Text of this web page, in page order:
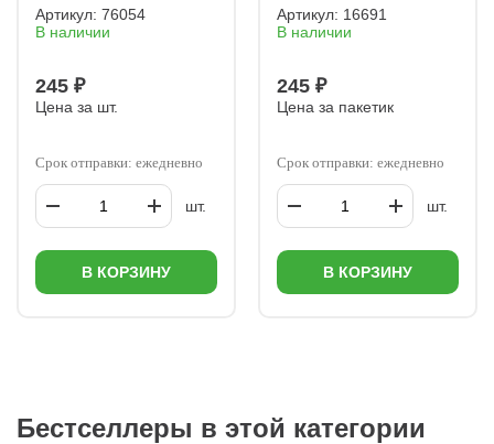
Артикул: 76054
В наличии
245 ₽
Цена за шт.
Срок отправки: ежедневно
шт.
В КОРЗИНУ
Артикул: 16691
В наличии
245 ₽
Цена за пакетик
Срок отправки: ежедневно
шт.
В КОРЗИНУ
Бестселлеры в этой категории